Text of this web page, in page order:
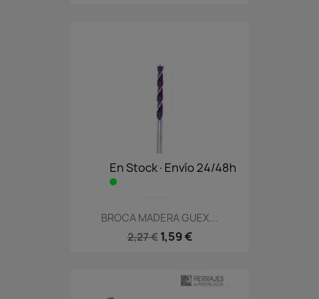
En Stock·Envío 24/48h
BROCA MADERA GUEX...
2,27 € 1,59 €